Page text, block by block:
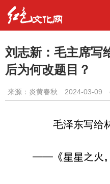
刘志新：毛主席写
后为何改题目？
来源：炎黄春秋 2024-03-09
毛泽东写给
——《星星之火